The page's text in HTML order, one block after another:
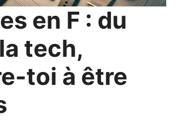
en F : du
tech,
toi à être